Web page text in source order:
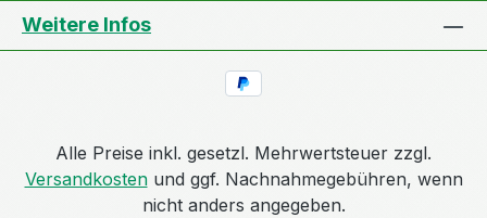
Weitere Infos
Alle Preise inkl. gesetzl. Mehrwertsteuer zzgl.
Versandkostenund ggf. Nachnahmegebühren, wenn
nicht anders angegeben.